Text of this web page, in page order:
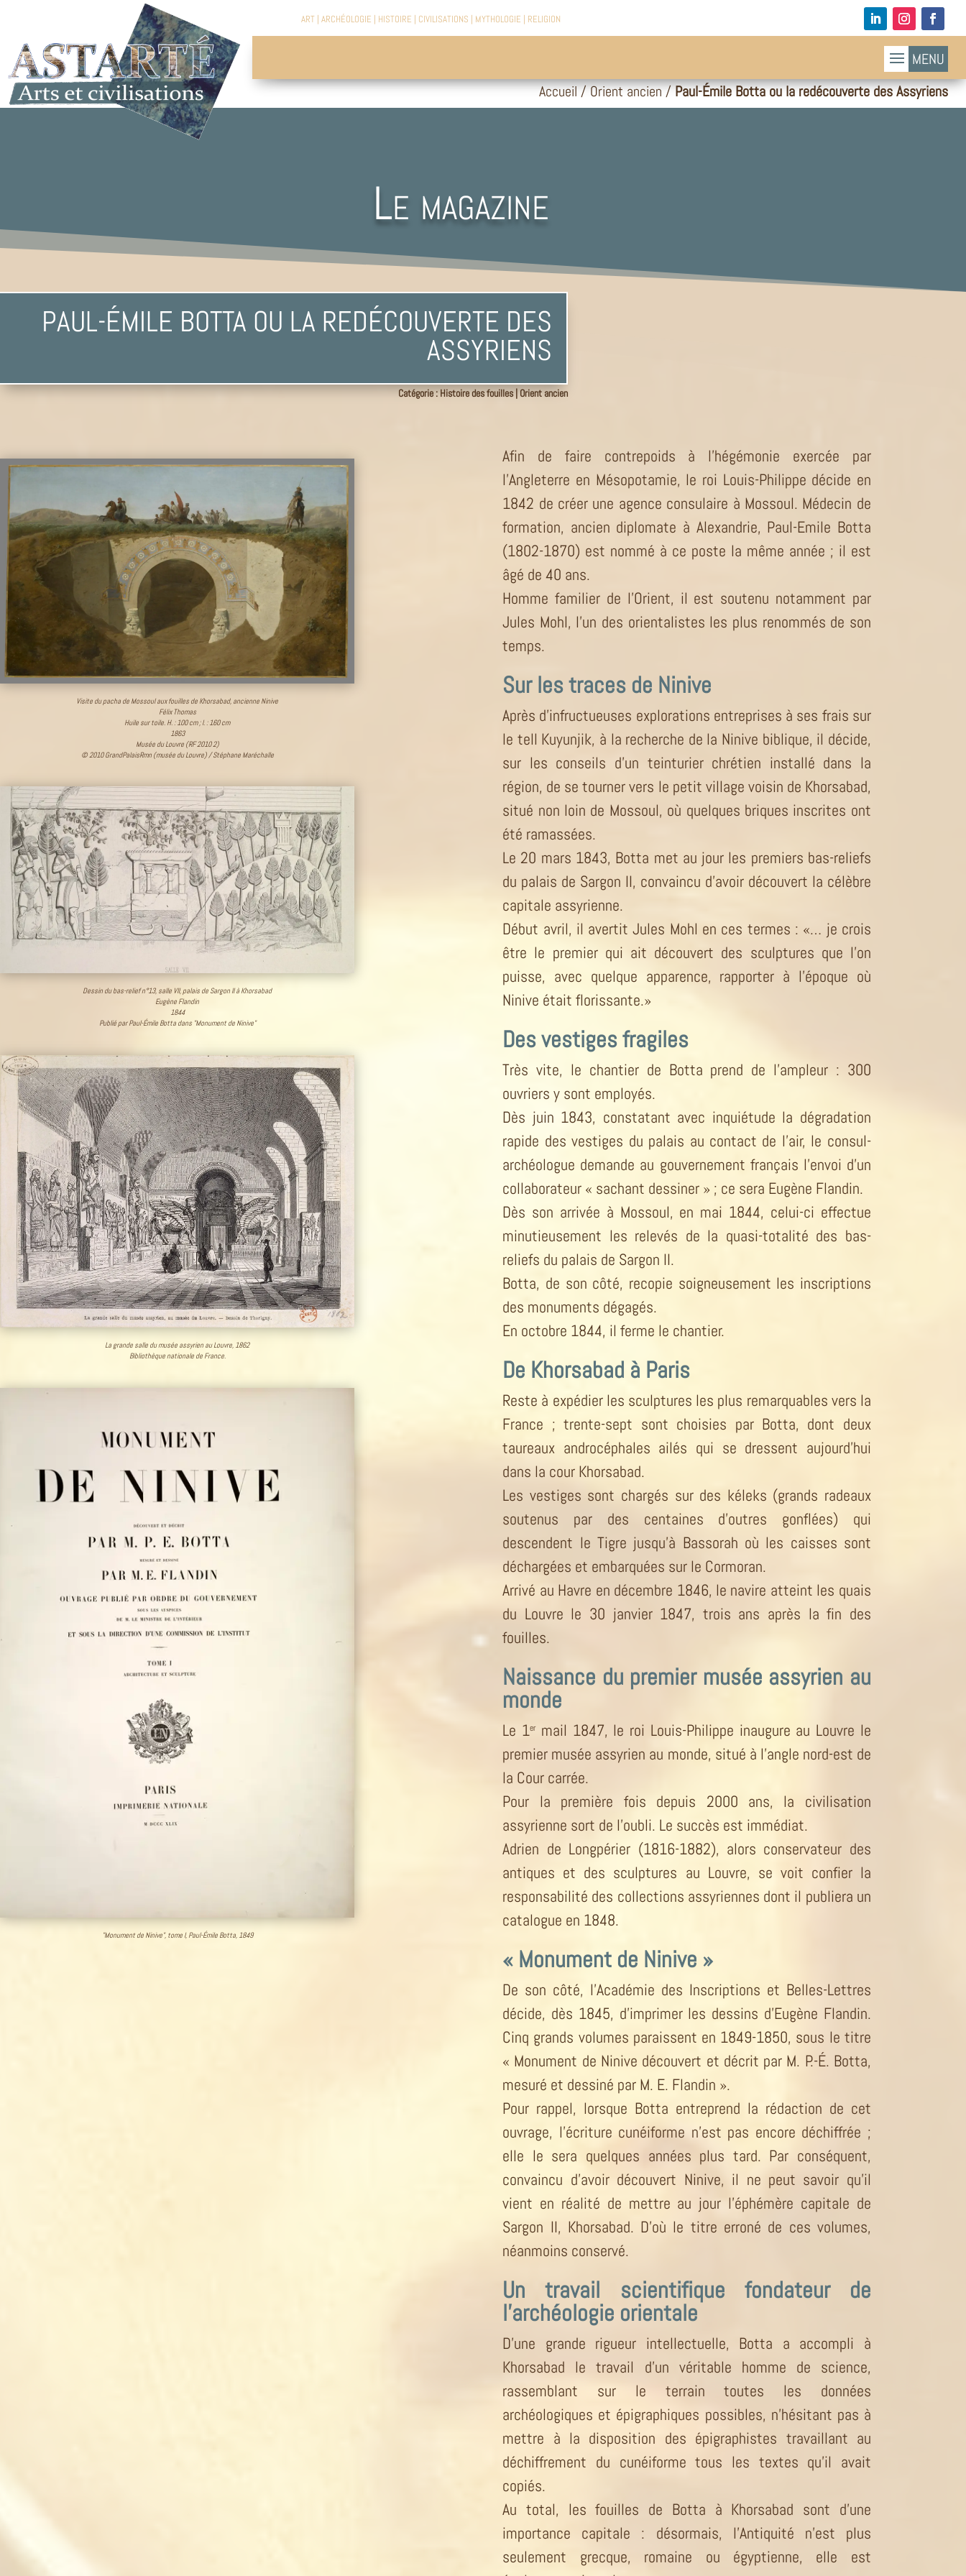
ART| ARCHÉOLOGIE HISTOIRE CIVILISATIONS MYTHOLOGIE RELIGION
Accueil/Orient ancien/Paul-Émile Botta ou la redécouverte des Assyriens
Le magazine
PAUL-ÉMILE BOTTA OU LA REDÉCOUVERTE DES
ASSYRIENS
Catégorie :Histoire des fouilles|Orient ancien
Visite du pacha de Mossoul aux fouilles de Khorsabad, ancienne Ninive
Félix Thomas
Huile sur toile. H. : 100 cm ; l. : 160 cm
1863
Musée du Louvre (RF 2010 2)
© 2010 GrandPalaisRmn (musée du Louvre) / Stéphane Maréchalle
Dessin du bas-relief n°13, salle VII, palais de Sargon II à Khorsabad
Eugène Flandin
1844
Publié par Paul-Émile Botta dans "Monument de Ninive"
La grande salle du musée assyrien au Louvre, 1862
Bibliothèque nationale de France.
"Monument de Ninive", tome I, Paul-Émile Botta, 1849
Afin de faire contrepoids à l’hégémonie exercée par
l’Angleterre en Mésopotamie, le roi Louis-Philippe décide en
1842 de créer une agence consulaire à Mossoul. Médecin de
formation, ancien diplomate à Alexandrie, Paul-Emile Botta
(1802-1870) est nommé à ce poste la même année ; il est
âgé de 40 ans.
Homme familier de l’Orient, il est soutenu notamment par
Jules Mohl, l’un des orientalistes les plus renommés de son
temps.
Sur les traces de Ninive
Après d’infructueuses explorations entreprises à ses frais sur
le tell Kuyunjik, à la recherche de la Ninive biblique, il décide,
sur les conseils d’un teinturier chrétien installé dans la
région, de se tourner vers le petit village voisin de Khorsabad,
situé non loin de Mossoul, où quelques briques inscrites ont
été ramassées.
Le 20 mars 1843, Botta met au jour les premiers bas-reliefs
du palais de Sargon II, convaincu d’avoir découvert la célèbre
capitale assyrienne.
Début avril, il avertit Jules Mohl en ces termes : «… je crois
être le premier qui ait découvert des sculptures que l’on
puisse, avec quelque apparence, rapporter à l’époque où
Ninive était florissante.»
Des vestiges fragiles
Très vite, le chantier de Botta prend de l’ampleur : 300
ouvriers y sont employés.
Dès juin 1843, constatant avec inquiétude la dégradation
rapide des vestiges du palais au contact de l’air, le consul-
archéologue demande au gouvernement français l’envoi d’un
collaborateur « sachant dessiner » ; ce sera Eugène Flandin.
Dès son arrivée à Mossoul, en mai 1844, celui-ci effectue
minutieusement les relevés de la quasi-totalité des bas-
reliefs du palais de Sargon II.
Botta, de son côté, recopie soigneusement les inscriptions
des monuments dégagés.
En octobre 1844, il ferme le chantier.
De Khorsabad à Paris
Reste à expédier les sculptures les plus remarquables vers la
France ; trente-sept sont choisies par Botta, dont deux
taureaux androcéphales ailés qui se dressent aujourd’hui
dans la cour Khorsabad.
Les vestiges sont chargés sur des kéleks (grands radeaux
soutenus par des centaines d’outres gonflées) qui
descendent le Tigre jusqu’à Bassorah où les caisses sont
déchargées et embarquées sur le Cormoran.
Arrivé au Havre en décembre 1846, le navire atteint les quais
du Louvre le 30 janvier 1847, trois ans après la fin des
fouilles.
Naissance du premier musée assyrien au
monde
Le 1ermail 1847, le roi Louis-Philippe inaugure au Louvre le
premier musée assyrien au monde, situé à l’angle nord-est de
la Cour carrée.
Pour la première fois depuis 2000 ans, la civilisation
assyrienne sort de l’oubli. Le succès est immédiat.
Adrien de Longpérier (1816-1882), alors conservateur des
antiques et des sculptures au Louvre, se voit confier la
responsabilité des collections assyriennes dont il publiera un
catalogue en 1848.
« Monument de Ninive »
De son côté, l’Académie des Inscriptions et Belles-Lettres
décide, dès 1845, d’imprimer les dessins d’Eugène Flandin.
Cinq grands volumes paraissent en 1849-1850, sous le titre
« Monument de Ninive découvert et décrit par M. P.-É. Botta,
mesuré et dessiné par M. E. Flandin ».
Pour rappel, lorsque Botta entreprend la rédaction de cet
ouvrage, l’écriture cunéiforme n’est pas encore déchiffrée ;
elle le sera quelques années plus tard. Par conséquent,
convaincu d’avoir découvert Ninive, il ne peut savoir qu’il
vient en réalité de mettre au jour l’éphémère capitale de
Sargon II, Khorsabad. D’où le titre erroné de ces volumes,
néanmoins conservé.
Un travail scientifique fondateur de
l’archéologie orientale
D’une grande rigueur intellectuelle, Botta a accompli à
Khorsabad le travail d’un véritable homme de science,
rassemblant sur le terrain toutes les données
archéologiques et épigraphiques possibles, n’hésitant pas à
mettre à la disposition des épigraphistes travaillant au
déchiffrement du cunéiforme tous les textes qu’il avait
copiés.
Au total, les fouilles de Botta à Khorsabad sont d’une
importance capitale : désormais, l’Antiquité n’est plus
seulement grecque, romaine ou égyptienne, elle est